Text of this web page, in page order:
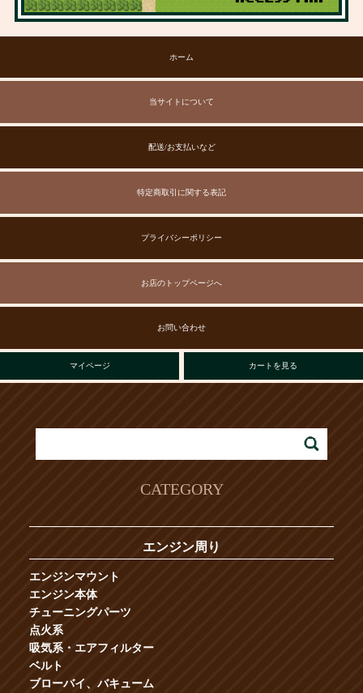
ホーム
当サイトについて
配送/お支払いなど
特定商取引に関する表記
プライバシーポリシー
お店のトップページへ
お問い合わせ
マイページ カートを見る
CATEGORY
エンジン周り
エンジンマウント
エンジン本体
チューニングパーツ
点火系
吸気系・エアフィルター
ベルト
ブローバイ、バキューム